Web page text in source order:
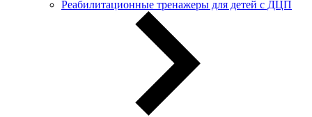
Реабилитационные тренажеры для детей с ДЦП